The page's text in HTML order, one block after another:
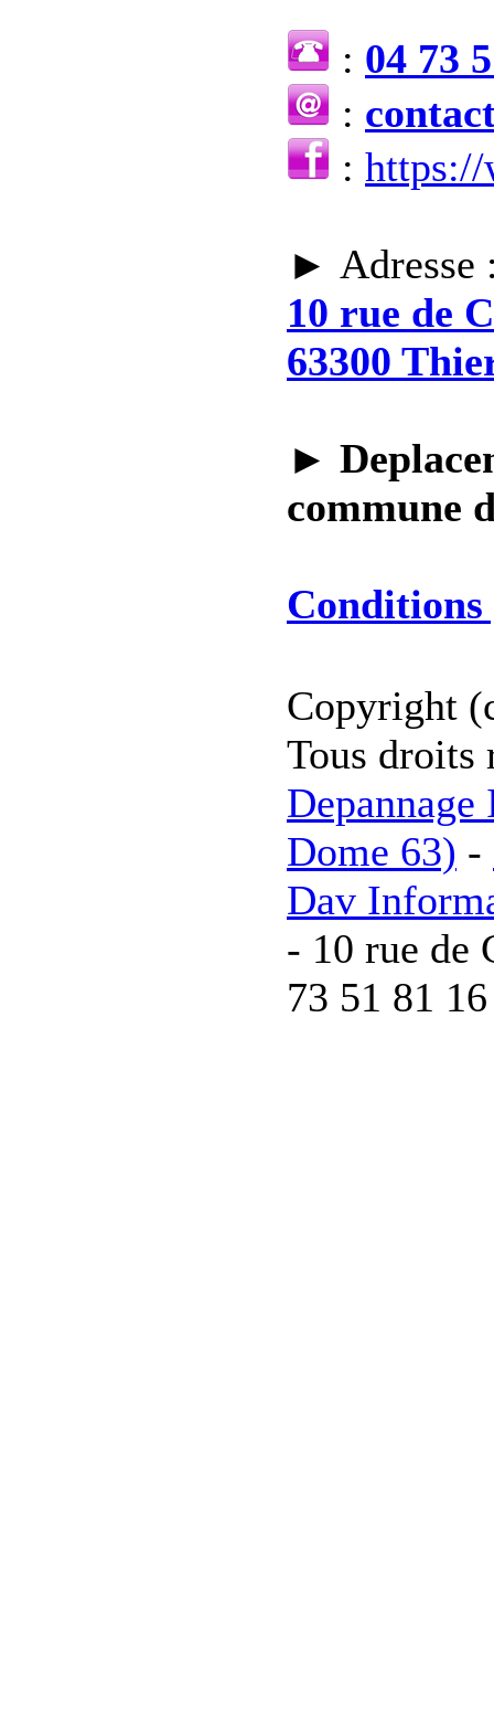
: 04 73
:
:
► Adresse
10 rue de
63300
►
commune
Conditions
Copyright
Tous droits
Dome 63) -
Dav
- 10 rue de
73 51 81 16